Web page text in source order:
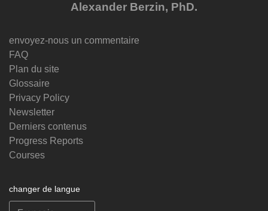
Alexander Berzin, PhD.
envoyez-nous un commentaire
FAQ
Plan du site
Glossaire
Privacy Policy
Newsletter
Derniers contenus
Progress Reports
Courses
changer de langue